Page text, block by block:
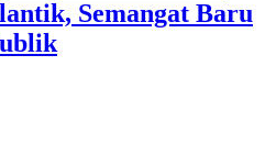
Semangat Baru